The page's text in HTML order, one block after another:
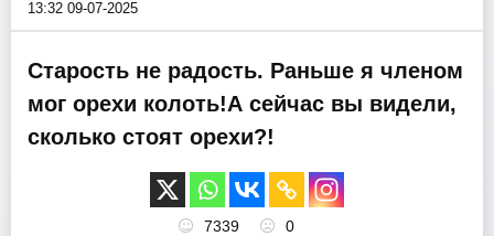
13:32 09-07-2025
Старость не радость. Раньше я членом
мог орехи колоть!А сейчас вы видели,
сколько стоят орехи?!
7339 0